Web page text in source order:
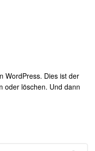
WordPress. Dies ist der
oder löschen. Und dann